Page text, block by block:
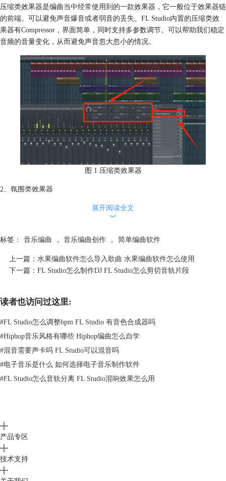
压缩类效果器是编曲当中经常使用到的一款效果器，它一般位于效果器链
的前端。可以避免声音爆音或者弱音的丢失。FL Studio内置的压缩类效
果器有Compressor，界面简单，同时支持多参数调节。可以帮助我们稳定
音频的音量变化，从而避免声音忽大忽小的情况。
图 1 压缩类效果器
2、氛围类效果器
见的效果器插件就有Reverb混响或Delay延迟，Reverb混响非常适合用来
的播放，在间奏部分就可以添加Delay延迟来丰富听感。
3、调制类效果器
Flanger法兰格则可以模拟出梦幻的旋律。因此这两者在摇滚音乐当中经
常使用。
二、编曲效果器参数怎么设置
编曲效果器参数的设置是一门学问。需要学习的东西非常多，需要我们根
据声音和想要的效果，进行针对性的调节。如果一上来就添加非常多的效
展开阅读全文
︾
标签： 音乐编曲 ， 音乐编曲创作 ， 简单编曲软件
上一篇： 水果编曲软件怎么导入歌曲 水果编曲软件怎么使用
下一篇： FL Studio怎么制作DJ FL Studio怎么剪切音轨片段
读者也访问过这里:
#FL Studio怎么调整bpm FL Studio 有音色合成器吗
#Hiphop音乐风格有哪些 Hiphop编曲怎么自学
#混音需要声卡吗 FL Studio可以混音吗
#电子音乐是什么 如何选择电子音乐制作软件
#FL Studio怎么音轨分离 FL Studio混响效果怎么用
产品专区
技术支持